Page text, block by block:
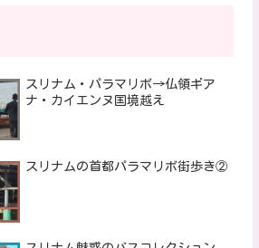
スリナム・パラマリボ→仏領ギア
ナ・カイエンヌ国境越え
スリナムの首都パラマリボ街歩き②